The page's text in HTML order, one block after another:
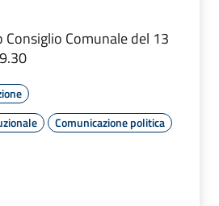
Consiglio Comunale del 13
Comunicazione politica